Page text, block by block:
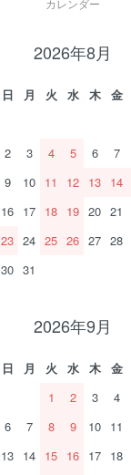
カレンダー
2026年8月
日 月 火 水 木 金
2
3 4 5 6 7
9
10 11 12 13 14
16 17 18 19 20 21
23 24 25 26 27 28
30 31
2026年9月
日 月 火 水 木 金
1
2 3 4
6
7 8 9 10 11
13 14 15 16 17 18